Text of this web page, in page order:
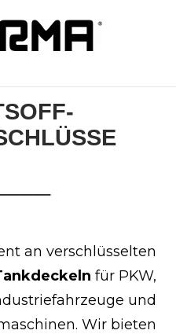
an verschlüsselten
für PKW,
und
Wir bieten